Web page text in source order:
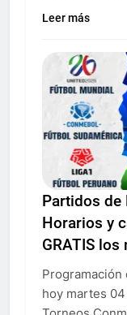
Leer más
Partidos de
Horarios y
GRATIS
hoy martes